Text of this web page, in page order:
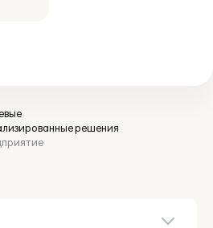
решения